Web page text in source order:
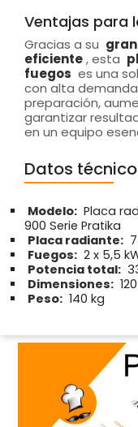
Ventajas para
Gracias a su
eficiente, esta
fuegos es una
con alta
preparación,
garantizar
en un equipo
Datos
Modelo: Placa
900 Serie Pratika
Placa radiante:
Fuegos: 2 x 5,5
Potencia total:
Dimensiones:
Peso: 140 kg